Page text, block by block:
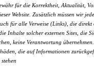
für die Korrektheit, Aktualität,
Website. Zusätzlich müssen wir
für alle Verweise (Links), die
Inhalte solcher externen Sites, die
keine Verantwortung
die auf Informationen